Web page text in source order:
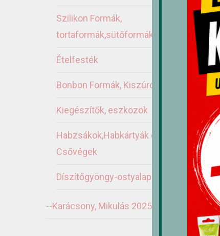
Szilikon Formák,
tortaformák,sütőformák
Ételfesték
Bonbon Formák, Kiszúrók
Kiegészítők, eszközök
Habzsákok,Habkártyák és
Csővégek
Díszítőgyöngy-ostyalapok
--Karácsony, Mikulás 2025